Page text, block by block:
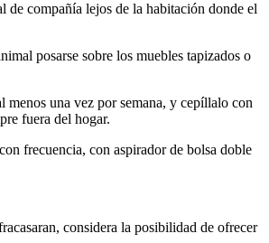
de compañía lejos de la habitación donde el
posarse sobre los muebles tapizados o
menos una vez por semana, y cepíllalo con
fuera del hogar.
frecuencia, con aspirador de bolsa doble
considera la posibilidad de ofrecer